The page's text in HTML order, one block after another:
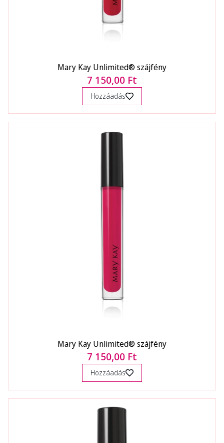
Mary Kay Unlimited® szájfény
7 150,00 Ft
Hozzáadás
Mary Kay Unlimited® szájfény
7 150,00 Ft
Hozzáadás